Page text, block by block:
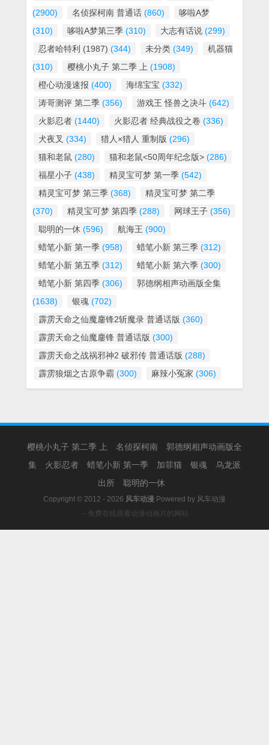
(2900)
名侦探柯南 普通话 (860)
哆啦A梦
(310)
哆啦A梦第三季 (310) 大志有话说 (299)
忍者哈特利 (1987) (344) 未分类 (349)
机器猫
(310)
樱桃小丸子 第二季 上 (1908)
橙心动漫速报 (400) 海绵宝宝 (332)
涛哥测评 第二季 (356) 游戏王 怪兽之决斗 (642)
火影忍者 (1440) 火影忍者 经典战役之卷 (336)
犬夜叉 (334) 猎人×猎人 重制版 (296)
猫和老鼠 (280) 猫和老鼠<50周年纪念版> (286)
福星小子 (438) 精灵宝可梦 第一季 (542)
精灵宝可梦 第三季 (368)
精灵宝可梦 第二季
(370)
精灵宝可梦 第四季 (288) 网球王子 (356)
聪明的一休 (596) 航海王 (900)
蜡笔小新 第一季 (958) 蜡笔小新 第三季 (312)
蜡笔小新 第五季 (312) 蜡笔小新 第六季 (300)
蜡笔小新 第四季 (306)
郭德纲相声动画版全集
(1638)
银魂 (702)
霹雳天命之仙魔鏖锋2斩魔录 普通话版 (360)
霹雳天命之仙魔鏖锋 普通话版 (300)
霹雳天命之战祸邪神2 破邪传 普通话版 (288)
霹雳狼烟之古原争霸 (300) 麻辣小冤家 (306)
樱桃小丸子 第二季 上 名侦探柯南
郭德纲相声动画版全
集
火影忍者 蜡笔小新 第一季 加菲猫 银魂
乌龙派
出所
聪明的一休
Copyright © 2012 - 2026 风车动漫 Powered by 风车动漫
－免费在线观看动漫动画片的网站